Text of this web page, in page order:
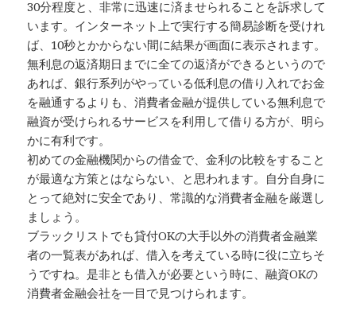
30分程度と、非常に迅速に済ませられることを訴求して
います。インターネット上で実行する簡易診断を受けれ
ば、10秒とかからない間に結果が画面に表示されます。
無利息の返済期日までに全ての返済ができるというので
あれば、銀行系列がやっている低利息の借り入れでお金
を融通するよりも、消費者金融が提供している無利息で
融資が受けられるサービスを利用して借りる方が、明ら
かに有利です。
初めての金融機関からの借金で、金利の比較をすること
が最適な方策とはならない、と思われます。自分自身に
とって絶対に安全であり、常識的な消費者金融を厳選し
ましょう。
ブラックリストでも貸付OKの大手以外の消費者金融業
者の一覧表があれば、借入を考えている時に役に立ちそ
うですね。是非とも借入が必要という時に、融資OKの
消費者金融会社を一目で見つけられます。